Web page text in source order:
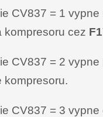
CV837 = 1
kompresoru cez
CV837 = 2 vypne
kompresoru.
CV837 = 3 vypne